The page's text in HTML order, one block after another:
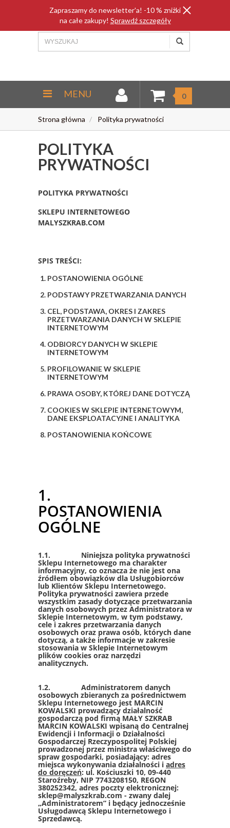
Zapraszamy do newsletter'a! -10 % zniżki
na całe zakupy! Sprawdź szczegóły
MENU 0
Strona główna Polityka prywatności
POLITYKA
PRYWATNOŚCI
POLITYKA PRYWATNOŚCI
SKLEPU INTERNETOWEGO
MALYSZKRAB.COM
SPIS TREŚCI:
POSTANOWIENIA OGÓLNE
PODSTAWY PRZETWARZANIA DANYCH
CEL, PODSTAWA, OKRES I ZAKRES
PRZETWARZANIA DANYCH W SKLEPIE
INTERNETOWYM
ODBIORCY DANYCH W SKLEPIE
INTERNETOWYM
PROFILOWANIE W SKLEPIE
INTERNETOWYM
PRAWA OSOBY, KTÓREJ DANE DOTYCZĄ
COOKIES W SKLEPIE INTERNETOWYM,
DANE EKSPLOATACYJNE I ANALITYKA
POSTANOWIENIA KOŃCOWE
1.
POSTANOWIENIA
OGÓLNE
1.1. Niniejsza polityka prywatności
Sklepu Internetowego ma charakter
informacyjny, co oznacza że nie jest ona
źródłem obowiązków dla Usługobiorców
lub Klientów Sklepu Internetowego.
Polityka prywatności zawiera przede
wszystkim zasady dotyczące przetwarzania
danych osobowych przez Administratora w
Sklepie Internetowym, w tym podstawy,
cele i zakres przetwarzania danych
osobowych oraz prawa osób, których dane
dotyczą, a także informacje w zakresie
stosowania w Sklepie Internetowym
plików cookies oraz narzędzi
analitycznych.
1.2. Administratorem danych
osobowych zbieranych za pośrednictwem
Sklepu Internetowego jest MARCIN
KOWALSKI prowadzący działalność
gospodarczą pod firmą MAŁY SZKRAB
MARCIN KOWALSKI wpisaną do Centralnej
Ewidencji i Informacji o Działalności
Gospodarczej Rzeczypospolitej Polskiej
prowadzonej przez ministra właściwego do
spraw gospodarki, posiadający: adres
miejsca wykonywania działalności i adres
do doręczeń: ul. Kościuszki 10, 09-440
Staroźreby, NIP 7743208150, REGON
380252342, adres poczty elektronicznej:
sklep@malyszkrab.com - zwany dalej
„Administratorem” i będący jednocześnie
Usługodawcą Sklepu Internetowego i
Sprzedawcą.